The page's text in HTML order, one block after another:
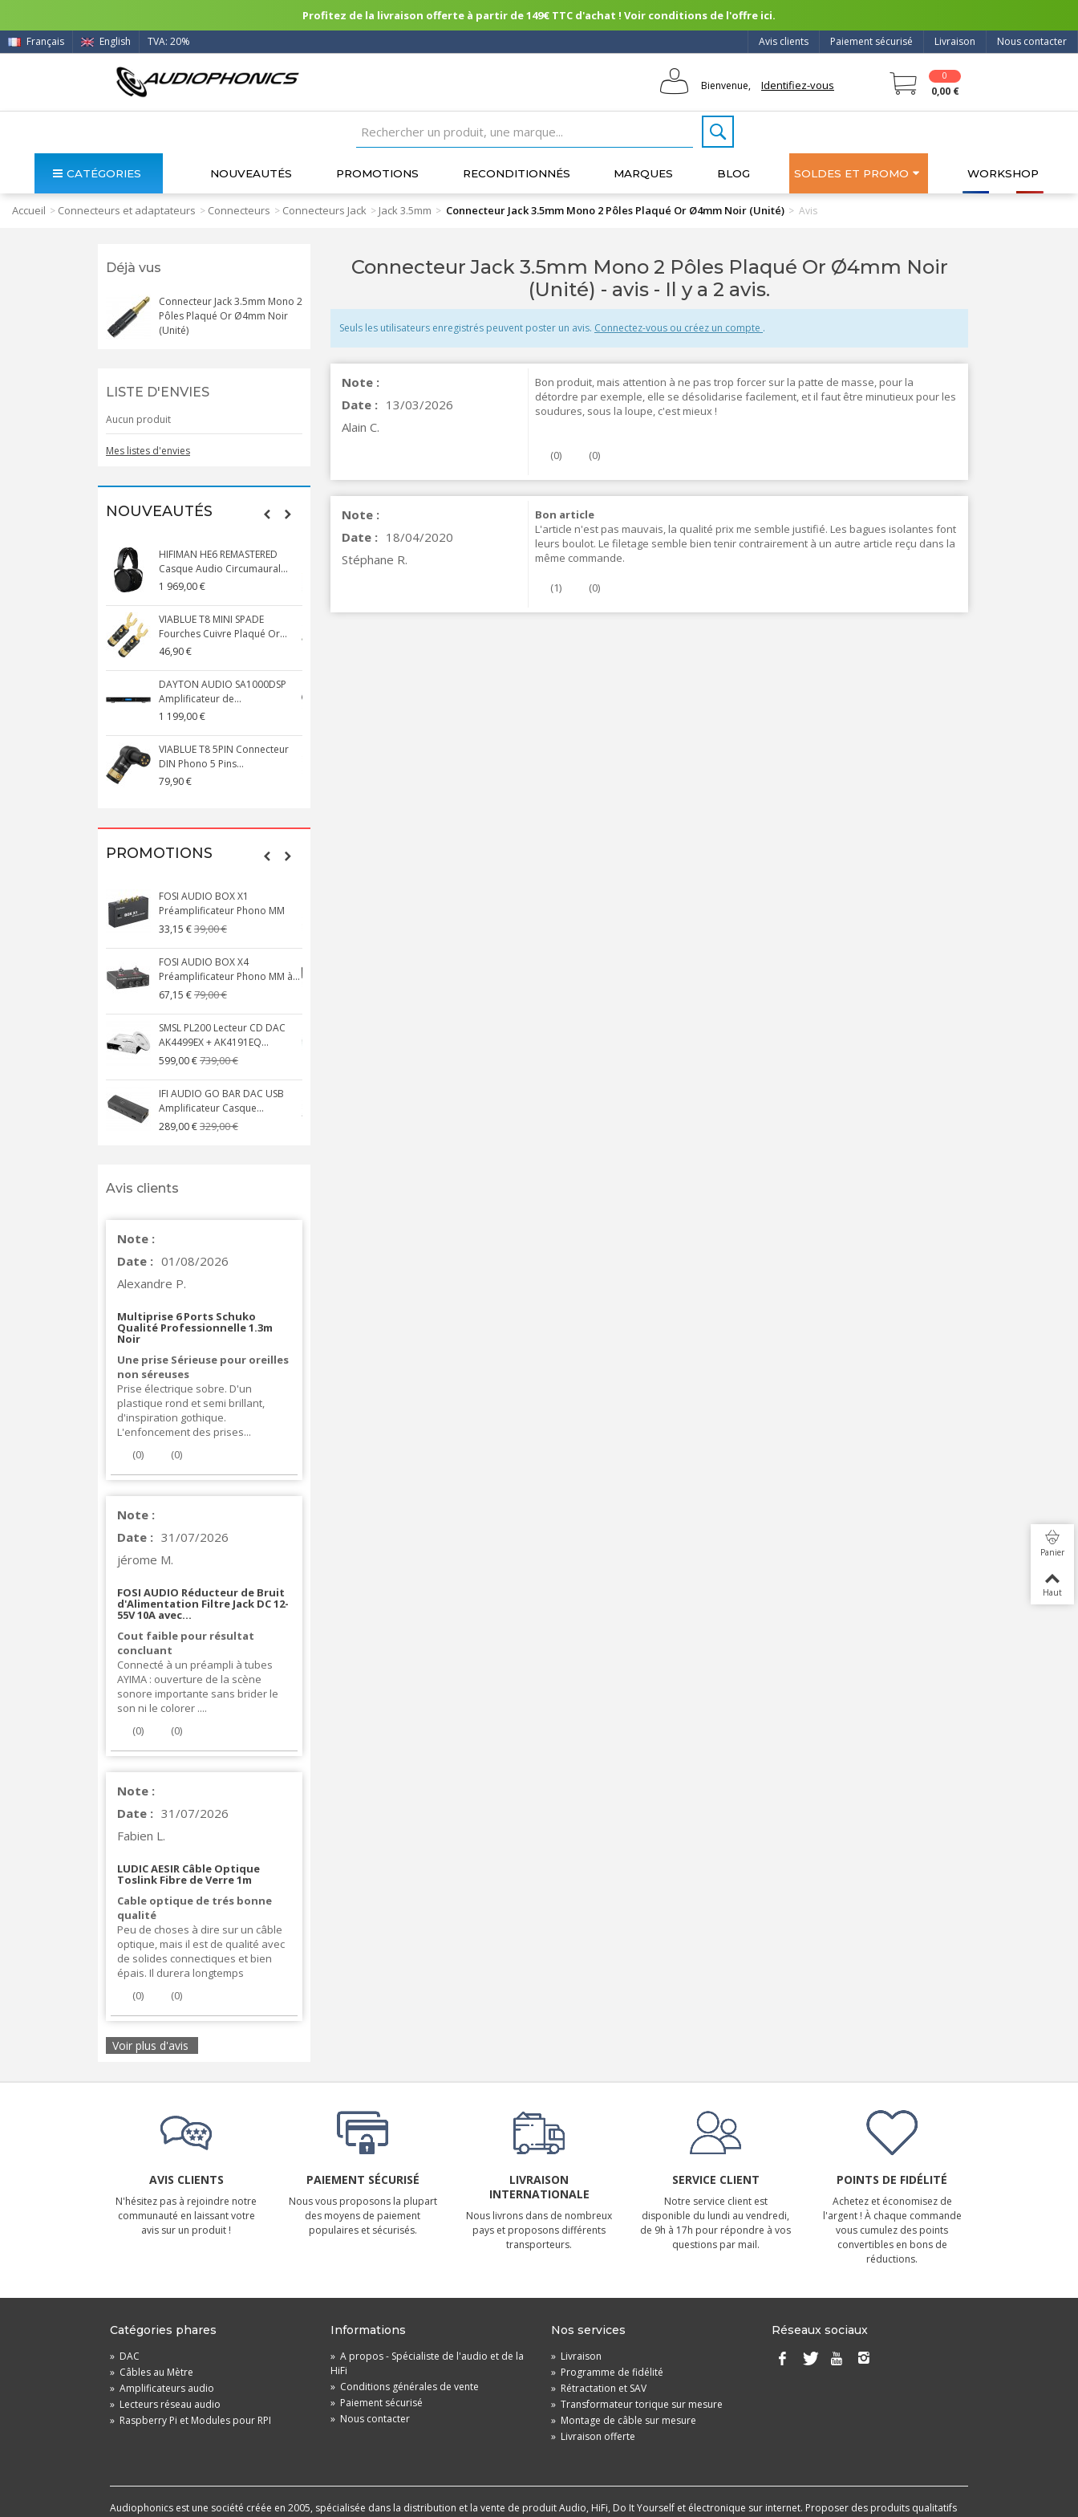
Profitez de la livraison offerte à partir de 149€ TTC d'achat ! Voir conditions de l'offre ici.
Nous contacter
Livraison
Paiement sécurisé
Avis clients
Français English TVA: 20%
Bienvenue, Identifiez-vous
0
0,00 €
CATÉGORIES NOUVEAUTÉS PROMOTIONS RECONDITIONNÉS MARQUES BLOG SOLDES ET PROMO WORKSHOP
Accueil > Connecteurs et adaptateurs > Connecteurs > Connecteurs Jack > Jack 3.5mm > Connecteur Jack 3.5mm Mono 2 Pôles Plaqué Or Ø4mm Noir (Unité) > Avis
Déjà vus
Connecteur Jack 3.5mm Mono 2
Pôles Plaqué Or Ø4mm Noir
(Unité)
LISTE D'ENVIES
Aucun produit
Mes listes d'envies
NOUVEAUTÉS
HIFIMAN HE6 REMASTERED
Casque Audio Circumaural...
1 969,00 €
VIABLUE T8 MINI SPADE
Fourches Cuivre Plaqué Or...
46,90 €
DAYTON AUDIO SA1000DSP
Amplificateur de...
1 199,00 €
VIABLUE T8 5PIN Connecteur
DIN Phono 5 Pins...
79,90 €
VIABLUE T8 5PIN Connecteur
DIN Phono 5 Pins...
PROMOTIONS
FOSI AUDIO BOX X1
Préamplificateur Phono MM
33,15 €39,00 €
FOSI AUDIO BOX X4
Préamplificateur Phono MM à...
67,15 €79,00 €
SMSL PL200 Lecteur CD DAC
AK4499EX + AK4191EQ...
599,00 €739,00 €
IFI AUDIO GO BAR DAC USB
Amplificateur Casque...
289,00 €329,00 €
Avis clients
Note :
Date : 01/08/2026
Alexandre P.
Multiprise 6 Ports Schuko
Qualité Professionnelle 1.3m
Noir
Une prise Sérieuse pour oreilles
non séreuses
Prise électrique sobre. D'un
plastique rond et semi brillant,
d'inspiration gothique.
L'enfoncement des prises...
(0) (0)
Note :
Date : 31/07/2026
jérome M.
FOSI AUDIO Réducteur de Bruit
d'Alimentation Filtre Jack DC 12-
55V 10A avec...
Cout faible pour résultat
concluant
Connecté à un préampli à tubes
AYIMA : ouverture de la scène
sonore importante sans brider le
son ni le colorer ....
(0) (0)
Note :
Date : 31/07/2026
Fabien L.
LUDIC AESIR Câble Optique
Toslink Fibre de Verre 1m
Cable optique de trés bonne
qualité
Peu de choses à dire sur un câble
optique, mais il est de qualité avec
de solides connectiques et bien
épais. Il durera longtemps
(0) (0)
Voir plus d'avis
Connecteur Jack 3.5mm Mono 2 Pôles Plaqué Or Ø4mm Noir
(Unité) - avis - Il y a 2 avis.
Seuls les utilisateurs enregistrés peuvent poster un avis. Connectez-vous ou créez un compte .
Note :
Date : 13/03/2026
Alain C.
Bon produit, mais attention à ne pas trop forcer sur la patte de masse, pour la
détordre par exemple, elle se désolidarise facilement, et il faut être minutieux pour les
soudures, sous la loupe, c'est mieux !
(0) (0)
Note :
Date : 18/04/2020
Stéphane R.
Bon article
L'article n'est pas mauvais, la qualité prix me semble justifié. Les bagues isolantes font
leurs boulot. Le filetage semble bien tenir contrairement à un autre article reçu dans la
même commande.
(1) (0)
AVIS CLIENTS
N'hésitez pas à rejoindre notre
communauté en laissant votre
avis sur un produit !
PAIEMENT SÉCURISÉ
Nous vous proposons la plupart
des moyens de paiement
populaires et sécurisés.
LIVRAISON
INTERNATIONALE
Nous livrons dans de nombreux
pays et proposons différents
transporteurs.
SERVICE CLIENT
Notre service client est
disponible du lundi au vendredi,
de 9h à 17h pour répondre à vos
questions par mail.
POINTS DE FIDÉLITÉ
Achetez et économisez de
l'argent ! À chaque commande
vous cumulez des points
convertibles en bons de
réductions.
Catégories phares
» DAC
» Câbles au Mètre
» Amplificateurs audio
» Lecteurs réseau audio
» Raspberry Pi et Modules pour RPI
Informations
» A propos - Spécialiste de l'audio et de la
HiFi
» Conditions générales de vente
» Paiement sécurisé
» Nous contacter
Nos services
» Livraison
» Programme de fidélité
» Rétractation et SAV
» Transformateur torique sur mesure
» Montage de câble sur mesure
» Livraison offerte
Réseaux sociaux
Audiophonics est une société créée en 2005, spécialisée dans la distribution et la vente de produit Audio, HiFi, Do It Yourself et électronique sur internet. Proposer des produits qualitatifs
Panier
Haut